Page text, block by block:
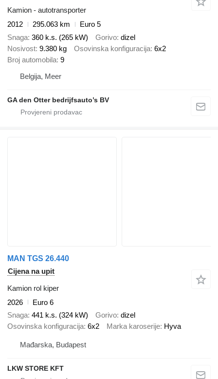
Kamion - autotransporter
2012
295.063 km
Euro 5
Snaga 360 k.s. (265 kW) Gorivo dizel
Nosivost 9.380 kg Osovinska konfiguracija 6x2
Broj automobila 9
Belgija, Meer
GA den Otter bedrijfsauto’s BV
MAN TGS 26.440
Cijena na upit
Kamion rol kiper
2026
Euro 6
Snaga 441 k.s. (324 kW) Gorivo dizel
Osovinska konfiguracija 6x2 Marka karoserije Hyva
Mađarska, Budapest
LKW STORE KFT